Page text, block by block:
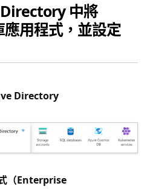
中將
用程式，並設定
Directory
（Enterprise